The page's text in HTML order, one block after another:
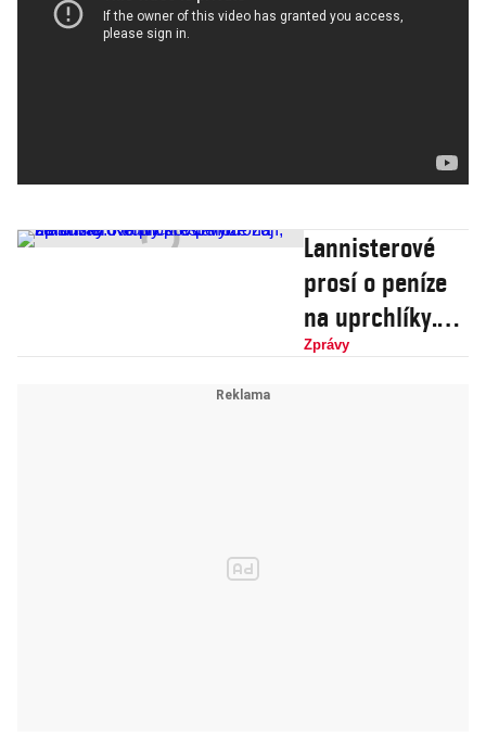
Lannisterové
prosí o peníze
na uprchlíky.
Konvičkovci
Zprávy